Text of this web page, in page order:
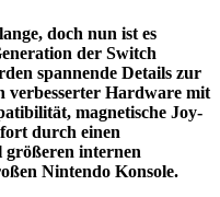
doch nun ist es
der Switch
spannende Details zur
verbesserter Hardware mit
magnetische Joy-
durch einen
größeren internen
Nintendo Konsole.